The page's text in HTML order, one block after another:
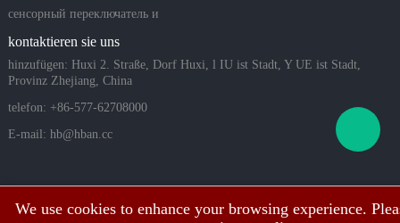
We use cookies to enhance your browsing experience.
сенсорный переключатель и
пьезо-кнопка
kontaktieren sie uns
hinzufügen: Huxi 2. Straße, Dorf Huxi, l IU ist Stadt, Y UE ist Stadt,
Provinz Zhejiang, China
telefon: +86-577-62708000
E-mail: hb@hban.cc